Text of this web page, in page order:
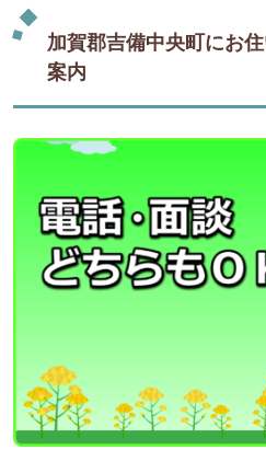
加賀郡吉備中央町にお
案内